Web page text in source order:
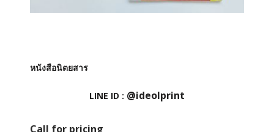
หนังสือนิตยสาร
LINE ID : @ideolprint
Call for pricing